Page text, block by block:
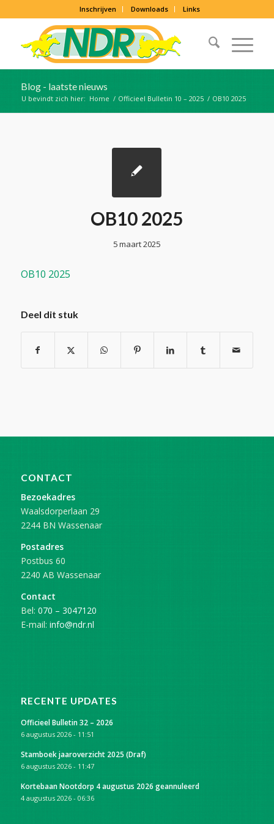
Inschrijven Downloads Links
Blog - laatste nieuws
U bevindt zich hier: Home / Officieel Bulletin 10 – 2025 / OB10 2025
OB10 2025
5 maart 2025
OB10 2025
Deel dit stuk
CONTACT
Bezoekadres
Waalsdorperlaan 29
2244 BN Wassenaar
Postadres
Postbus 60
2240 AB Wassenaar
Contact
Bel: 070 – 3047120
E-mail: info@ndr.nl
RECENTE UPDATES
Officieel Bulletin 32 – 2026
6 augustus 2026 - 11:51
Stamboek jaaroverzicht 2025 (Draf)
6 augustus 2026 - 11:47
Kortebaan Nootdorp 4 augustus 2026 geannuleerd
4 augustus 2026 - 06:36